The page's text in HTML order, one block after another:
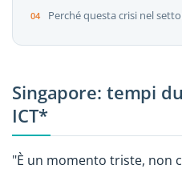
Perché questa crisi nel
Singapore: tempi
ICT*
"È un momento triste, non